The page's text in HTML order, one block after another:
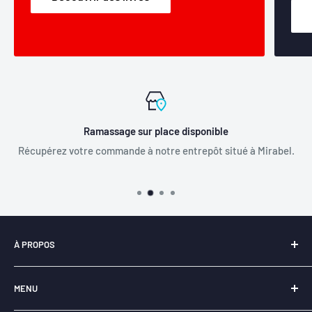
Ramassage sur place disponible
Récupérez votre commande à notre entrepôt situé à Mirabel.
À PROPOS
québécoise
MENU